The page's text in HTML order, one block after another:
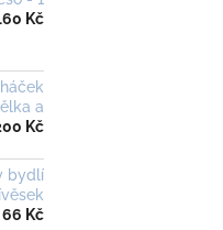
Kč
a
Kč
bydlí
66 Kč